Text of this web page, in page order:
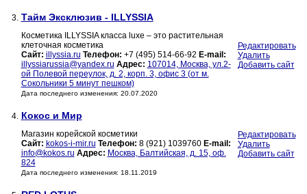
3. Тайм Эксклюзив - ILLYSSIA
Косметика ILLYSSIA класса luxe – это растительная
клеточная косметика
Сайт: illyssia.ru Телефон: +7 (495) 514-66-92 E-mail:
illyssiarussia@yandex.ru Адрес: 107014, Москва, ул.2-
ой Полевой переулок, д. 2, корп. 3, офис 3 (от м.
Сокольники 5 минут пешком)
Дата последнего изменения: 20.07.2020
Редактировать
Удалить
Добавить сайт
4. Кокос и Мир
Магазин корейской косметики
Сайт: kokos-i-mir.ru Телефон: 8 (921) 1039760 E-mail:
info@kokos.ru Адрес: Москва, Балтийская, д. 15, оф.
824
Дата последнего изменения: 18.11.2019
Редактировать
Удалить
Добавить сайт